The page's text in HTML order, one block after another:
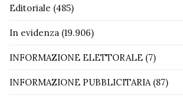
Editoriale (485)
In evidenza (19.906)
INFORMAZIONE ELETTORALE (7)
INFORMAZIONE PUBBLICITARIA(87)